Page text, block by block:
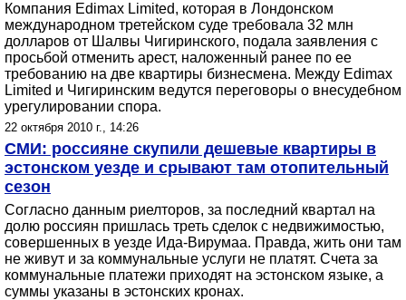
Компания Edimax Limited, которая в Лондонском
международном третейском суде требовала 32 млн
долларов от Шалвы Чигиринского, подала заявления с
просьбой отменить арест, наложенный ранее по ее
требованию на две квартиры бизнесмена. Между Edimax
Limited и Чигиринским ведутся переговоры о внесудебном
урегулировании спора.
22 октября 2010 г., 14:26
СМИ: россияне скупили дешевые квартиры в
эстонском уезде и срывают там отопительный
сезон
Согласно данным риелторов, за последний квартал на
долю россиян пришлась треть сделок с недвижимостью,
совершенных в уезде Ида-Вирумаа. Правда, жить они там
не живут и за коммунальные услуги не платят. Счета за
коммунальные платежи приходят на эстонском языке, а
суммы указаны в эстонских кронах.